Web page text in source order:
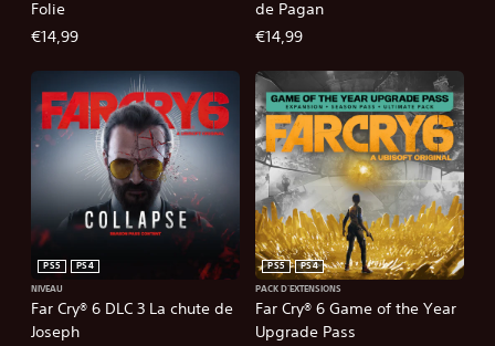
Folie
€14,99
de Pagan
€14,99
Far Cry® 6 DLC 3 La chute de
Joseph
PS5
PS4
NIVEAU
Far Cry® 6 Game of the Year
Upgrade Pass
PS5
PS4
PACK D'EXTENSIONS